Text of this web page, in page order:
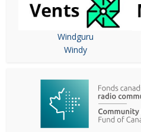
Windguru
Windy